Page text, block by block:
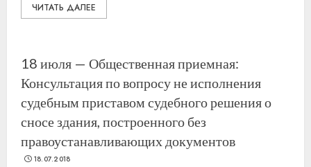
ЧИТАТЬ ДАЛЕЕ
18 июля — Общественная приемная:
Консультация по вопросу не исполнения
судебным приставом судебного решения о
сносе здания, построенного без
правоустанавливающих документов
18.07.2018